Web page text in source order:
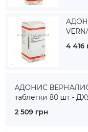
4 416
АДОНИС ВЕРНАЛИС
таблетки 80 шт -
2 509 грн